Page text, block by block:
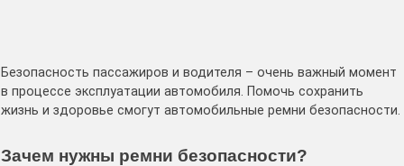
Безопасность пассажиров и водителя – очень важный момент
в процессе эксплуатации автомобиля. Помочь сохранить
жизнь и здоровье смогут автомобильные ремни безопасности.
Зачем нужны ремни безопасности?